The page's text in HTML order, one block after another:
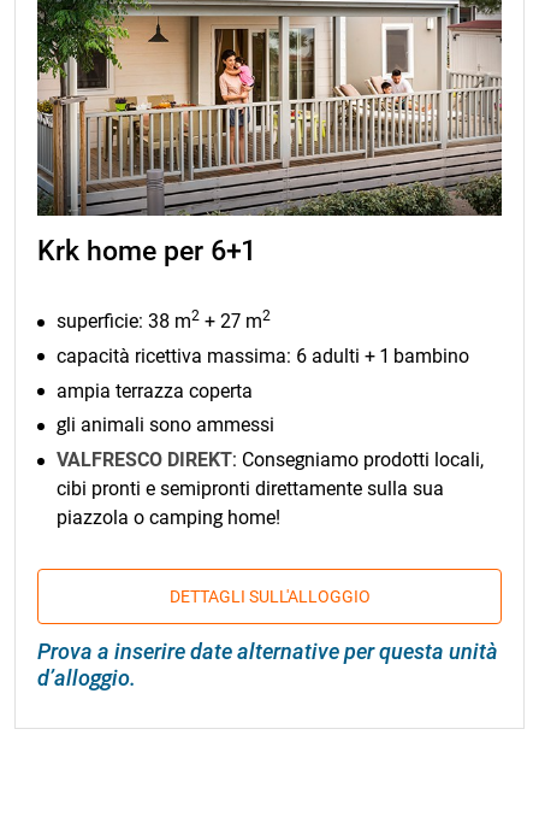
Krk home per 6+1
superficie: 38 m2 + 27 m2
capacità ricettiva massima: 6 adulti + 1 bambino
ampia terrazza coperta
gli animali sono ammessi
VALFRESCO DIREKT: Consegniamo prodotti locali,
cibi pronti e semipronti direttamente sulla sua
piazzola o camping home!
DETTAGLI SULL'ALLOGGIO
Prova a inserire date alternative per questa unità
d’alloggio.